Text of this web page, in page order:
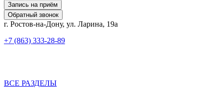
Запись на приём
Обратный звонок
г. Ростов-на-Дону, ул. Ларина, 19а
+7 (863) 333-28-89
ВСЕ РАЗДЕЛЫ